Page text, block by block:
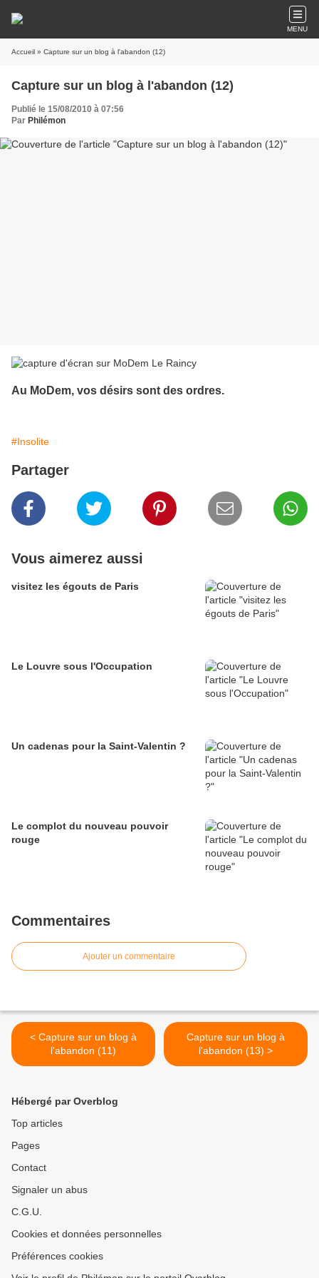
MENU
Accueil » Capture sur un blog à l'abandon (12)
Capture sur un blog à l'abandon (12)
Publié le 15/08/2010 à 07:56
Par Philémon
Au MoDem, vos désirs sont des ordres.
#Insolite
Partager
Vous aimerez aussi
visitez les égouts de Paris
Le Louvre sous l'Occupation
Un cadenas pour la Saint-Valentin ?
Le complot du nouveau pouvoir
rouge
Commentaires
Ajouter un commentaire
< Capture sur un blog à
l'abandon (11)
Capture sur un blog à
l'abandon (13) >
Hébergé par Overblog
Top articles
Pages
Contact
Signaler un abus
C.G.U.
Cookies et données personnelles
Préférences cookies